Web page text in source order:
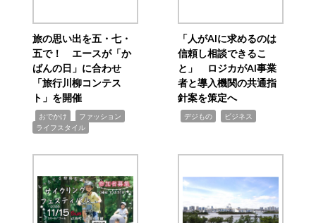
旅の思い出を五・七・
五で！ エースが「か
ばんの日」に合わせ
「旅行川柳コンテス
ト」を開催
おでかけ ファッション
ライフスタイル
「人がAIに求めるのは
信頼し相談できるこ
と」 ロジカがAI事業
者と導入機関の共通指
針案を策定へ
デジもの ビジネス